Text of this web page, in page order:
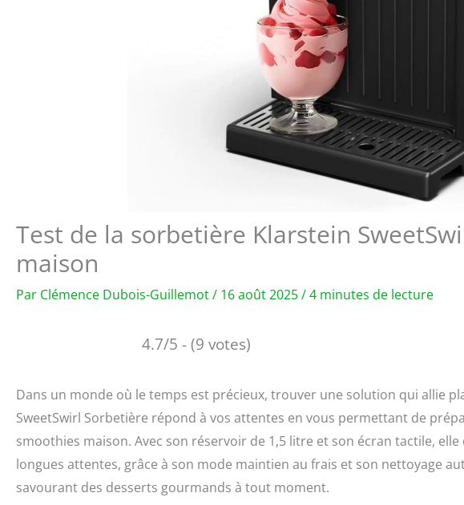
Test de la sorbetière Klarstein
maison
Par Clémence Dubois-Guillemot/ 16 août 2025/4 minutes de lecture
4.7/5 - (9 votes)
Dans un monde où le temps est précieux, trouver une solution qui allie
SweetSwirl Sorbetière répond à vos attentes en vous permettant de
smoothies maison. Avec son réservoir de 1,5 litre et son écran tactile,
longues attentes, grâce à son mode maintien au frais et son nettoyage
savourant des desserts gourmands à tout moment.